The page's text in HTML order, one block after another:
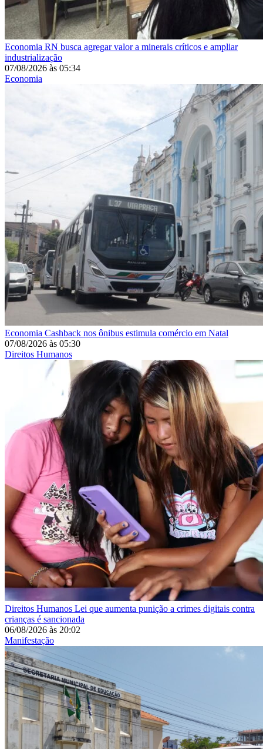
Economia RN busca agregar valor a minerais críticos e ampliar
industrialização
07/08/2026 às 05:34
Economia
Economia Cashback nos ônibus estimula comércio em Natal
07/08/2026 às 05:30
Direitos Humanos
Direitos Humanos Lei que aumenta punição a crimes digitais contra
crianças é sancionada
06/08/2026 às 20:02
Manifestação